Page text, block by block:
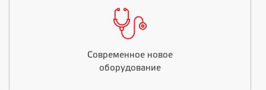
Современное новое
оборудование